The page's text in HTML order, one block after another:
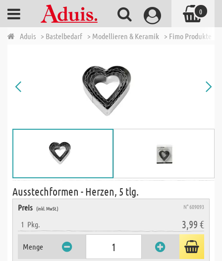
Aduis > Bastelbedarf > Modellieren & Keramik > Fimo Produkte
Ausstechformen - Herzen, 5 tlg.
Preis (inkl. MwSt.) N° 609093
1 Pkg. 3,99 €
Menge
0